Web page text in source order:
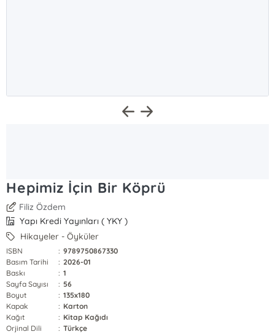
Hepimiz İçin Bir Köprü
Filiz Özdem
Yapı Kredi Yayınları ( YKY )
Hikayeler - Öyküler
ISBN : 9789750867330
Basım Tarihi
: 2026-01
Baskı
: 1
Sayfa Sayısı
: 56
Boyut
: 135x180
Kapak
: Karton
Kağıt
: Kitap Kağıdı
Orjinal Dili
: Türkçe